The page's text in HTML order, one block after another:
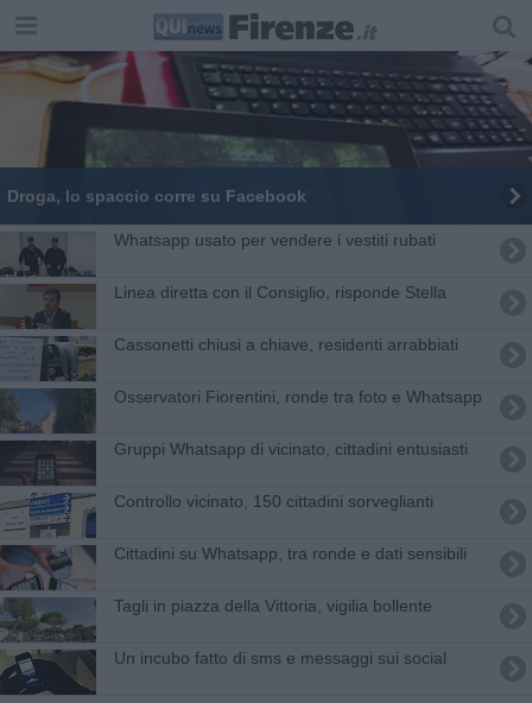
Droga, lo spaccio corre su Facebook
Whatsapp usato per vendere i vestiti rubati
Linea diretta con il Consiglio, risponde Stella
Cassonetti chiusi a chiave, residenti arrabbiati
Osservatori Fiorentini, ronde tra foto e Whatsapp
Gruppi Whatsapp di vicinato, cittadini entusiasti
Controllo vicinato, 150 cittadini sorveglianti
Cittadini su Whatsapp, tra ronde e dati sensibili
Tagli in piazza della Vittoria, vigilia bollente
Un incubo fatto di sms e messaggi sui social